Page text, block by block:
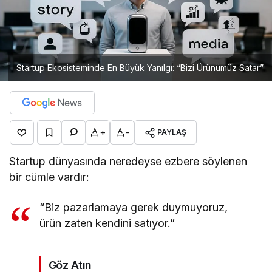
Startup Ekosisteminde En Büyük Yanılgı: “Bizi Ürünümüz Satar”
+ - PAYLAŞ
Startup dünyasında neredeyse ezbere söylenen
bir cümle vardır:
“Biz pazarlamaya gerek duymuyoruz,
ürün zaten kendini satıyor.”
Göz Atın